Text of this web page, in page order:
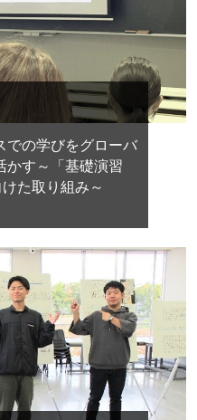
での学びをグローバ
かす～「基礎演習
た取り組み～